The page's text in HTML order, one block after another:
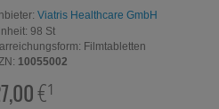
Original
Viatris Healthcare GmbH
98 St
Filmtabletten
10055002
€¹